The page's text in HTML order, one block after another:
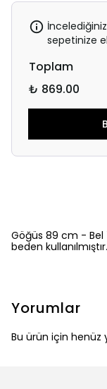
sepetinize
Toplam
₺ 869.00
Göğüs 89 cm -
beden kullanılmıştır.
Yorumlar
Bu ürün için henüz